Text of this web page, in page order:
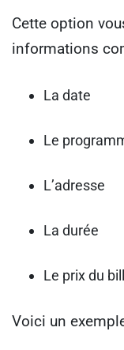
Cette option
informations
La date
Le
L’adresse
La durée
Le prix du
Voici un